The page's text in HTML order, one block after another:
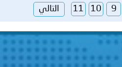
9
10
11 التالي